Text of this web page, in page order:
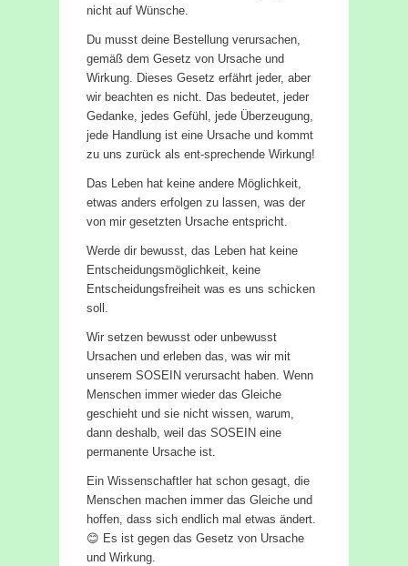
nicht auf Wünsche.
Du musst deine Bestellung verursachen,
gemäß dem Gesetz von Ursache und
Wirkung. Dieses Gesetz erfährt jeder, aber
wir beachten es nicht. Das bedeutet, jeder
Gedanke, jedes Gefühl, jede Überzeugung,
jede Handlung ist eine Ursache und kommt
zu uns zurück als ent-sprechende Wirkung!
Das Leben hat keine andere Möglichkeit,
etwas anders erfolgen zu lassen, was der
von mir gesetzten Ursache entspricht.
Werde dir bewusst, das Leben hat keine
Entscheidungsmöglichkeit, keine
Entscheidungsfreiheit was es uns schicken
soll.
Wir setzen bewusst oder unbewusst
Ursachen und erleben das, was wir mit
unserem SOSEIN verursacht haben. Wenn
Menschen immer wieder das Gleiche
geschieht und sie nicht wissen, warum,
dann deshalb, weil das SOSEIN eine
permanente Ursache ist.
Ein Wissenschaftler hat schon gesagt, die
Menschen machen immer das Gleiche und
hoffen, dass sich endlich mal etwas ändert.
😊 Es ist gegen das Gesetz von Ursache
und Wirkung.